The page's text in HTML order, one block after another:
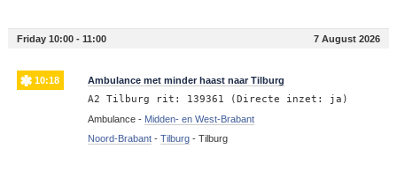
Friday 10:00 - 11:00 7 August 2026
10:18 Ambulance met minder haast naar Tilburg
A2 Tilburg rit: 139361 (Directe inzet: ja)
Ambulance - Midden- en West-Brabant
Noord-Brabant- Tilburg- Tilburg